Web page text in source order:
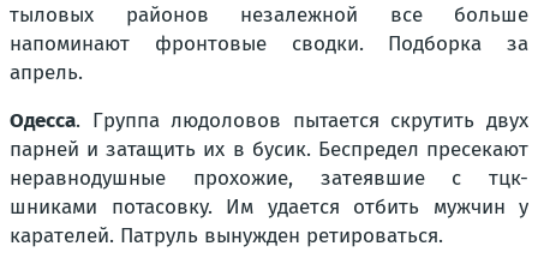
тыловых районов незалежной все больше
напоминают фронтовые сводки. Подборка за
апрель.
Одесса. Группа людоловов пытается скрутить двух
парней и затащить их в бусик. Беспредел пресекают
неравнодушные прохожие, затеявшие с тцк-
шниками потасовку. Им удается отбить мужчин у
карателей. Патруль вынужден ретироваться.